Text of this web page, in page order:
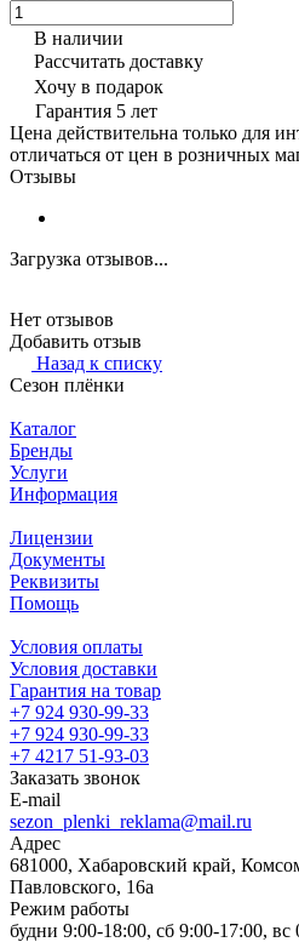
В наличии
Рассчитать доставку
Хочу в подарок
Гарантия 5 лет
Цена действительна только для
отличаться от цен в розничных
Отзывы
Загрузка отзывов...
Нет отзывов
Добавить отзыв
Назад к списку
Сезон плёнки
Каталог
Бренды
Услуги
Информация
Лицензии
Документы
Реквизиты
Помощь
Условия оплаты
Условия доставки
Гарантия на товар
+7 924 930-99-33
+7 924 930-99-33
+7 4217 51-93-03
Заказать звонок
E-mail
sezon_plenki_reklama@mail.ru
Адрес
681000, Хабаровский край,
Павловского, 16а
Режим работы
будни 9:00-18:00, сб 9:00-17:00, вс